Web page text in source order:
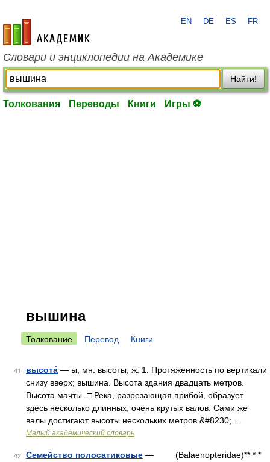
academic.ru
EN DE ES FR
Словари и энциклопедии на Академике
Найти!
Толкования Переводы Книги Игры ⚽
вышина
Толкование Перевод Книги
41 высота́ — ы, мн. высоты, ж. 1. Протяженность по вертикали
снизу вверх; вышина. Высота здания двадцать метров.
Высота мачты. □ Река, разрезающая прибой, образует
здесь несколько длинных, очень крутых валов. Сами же
валы достигают высоты нескольких метров.&#8230; …
Малый академический словарь
42 Семейство полосатиковые — (Balaenopteridae)** * *